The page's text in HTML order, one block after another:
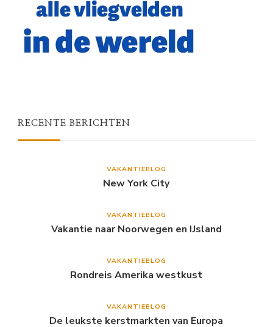
RECENTE BERICHTEN
VAKANTIEBLOG
New York City
VAKANTIEBLOG
Vakantie naar Noorwegen en IJsland
VAKANTIEBLOG
Rondreis Amerika westkust
VAKANTIEBLOG
De leukste kerstmarkten van Europa